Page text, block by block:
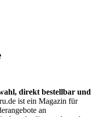
direkt bestellbar und
ist ein Magazin für
an